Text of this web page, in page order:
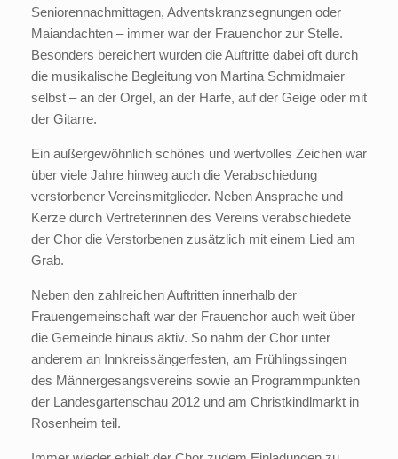
Seniorennachmittagen, Adventskranzsegnungen oder
Maiandachten – immer war der Frauenchor zur Stelle.
Besonders bereichert wurden die Auftritte dabei oft durch
die musikalische Begleitung von Martina Schmidmaier
selbst – an der Orgel, an der Harfe, auf der Geige oder mit
der Gitarre.
Ein außergewöhnlich schönes und wertvolles Zeichen war
über viele Jahre hinweg auch die Verabschiedung
verstorbener Vereinsmitglieder. Neben Ansprache und
Kerze durch Vertreterinnen des Vereins verabschiedete
der Chor die Verstorbenen zusätzlich mit einem Lied am
Grab.
Neben den zahlreichen Auftritten innerhalb der
Frauengemeinschaft war der Frauenchor auch weit über
die Gemeinde hinaus aktiv. So nahm der Chor unter
anderem an Innkreissängerfesten, am Frühlingssingen
des Männergesangsvereins sowie an Programmpunkten
der Landesgartenschau 2012 und am Christkindlmarkt in
Rosenheim teil.